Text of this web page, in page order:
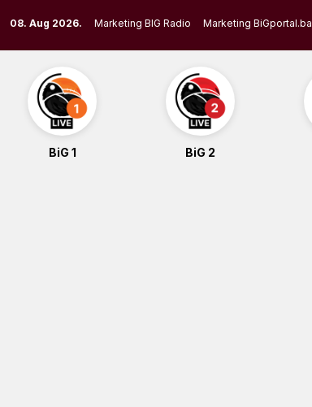
to
content
08. Aug 2026. Marketing BIG Radio Marketing BiGportal.ba
BiG 1 BiG 2